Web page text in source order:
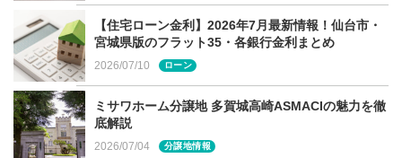
る場所、大きさ、形状によって使い方が変わるパントリ
ー。今回ご紹介したパントリー形状はまだまだほんの一部
です。家族にぴったりのパントリーに出会えるように、じ
っくり検討してみてくださいね。
【住宅ローン金利】2026年7月最新情報！仙台市・
宮城県版のフラット35・各銀行金利まとめ
2026/07/10 ローン
ミサワホーム分譲地 多賀城高崎ASMACIの魅力を徹
底解説
2026/07/04 分譲地情報